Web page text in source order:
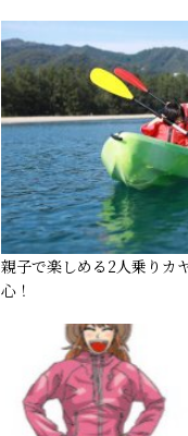
親子で楽しめる2人乗りカ
心！